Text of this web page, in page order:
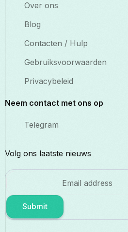
Over ons
Blog
Contacten / Hulp
Gebruiksvoorwaarden
Privacybeleid
Neem contact met ons op
Telegram
Volg ons laatste nieuws
Submit